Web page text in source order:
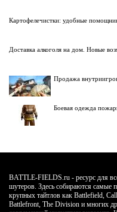
Картофелечистки: удобные
Доставка алкоголя на дом. Новые
Продажа
Боевая одежда
BATTLE-FIELDS.ru - ресурс для
шутеров. Здесь собираются самые
крупных тайтлов как Battlefield,
Battlefront, The Division и многих